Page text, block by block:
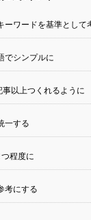
ーワードを基準として
でシンプルに
以上つくれるように
一する
程度に
考にする